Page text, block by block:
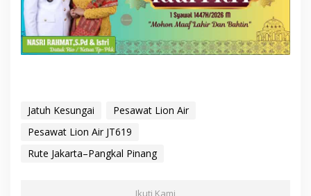
Jatuh Kesungai
Pesawat Lion Air
Pesawat Lion Air JT619
Rute Jakarta–Pangkal Pinang
Ikuti Kami